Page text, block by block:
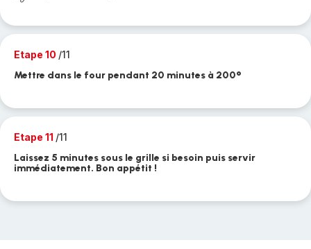
Etape 10 /11
Mettre dans le four pendant 20 minutes à 200°
Etape 11 /11
Laissez 5 minutes sous le grille si besoin puis servir
immédiatement. Bon appétit !